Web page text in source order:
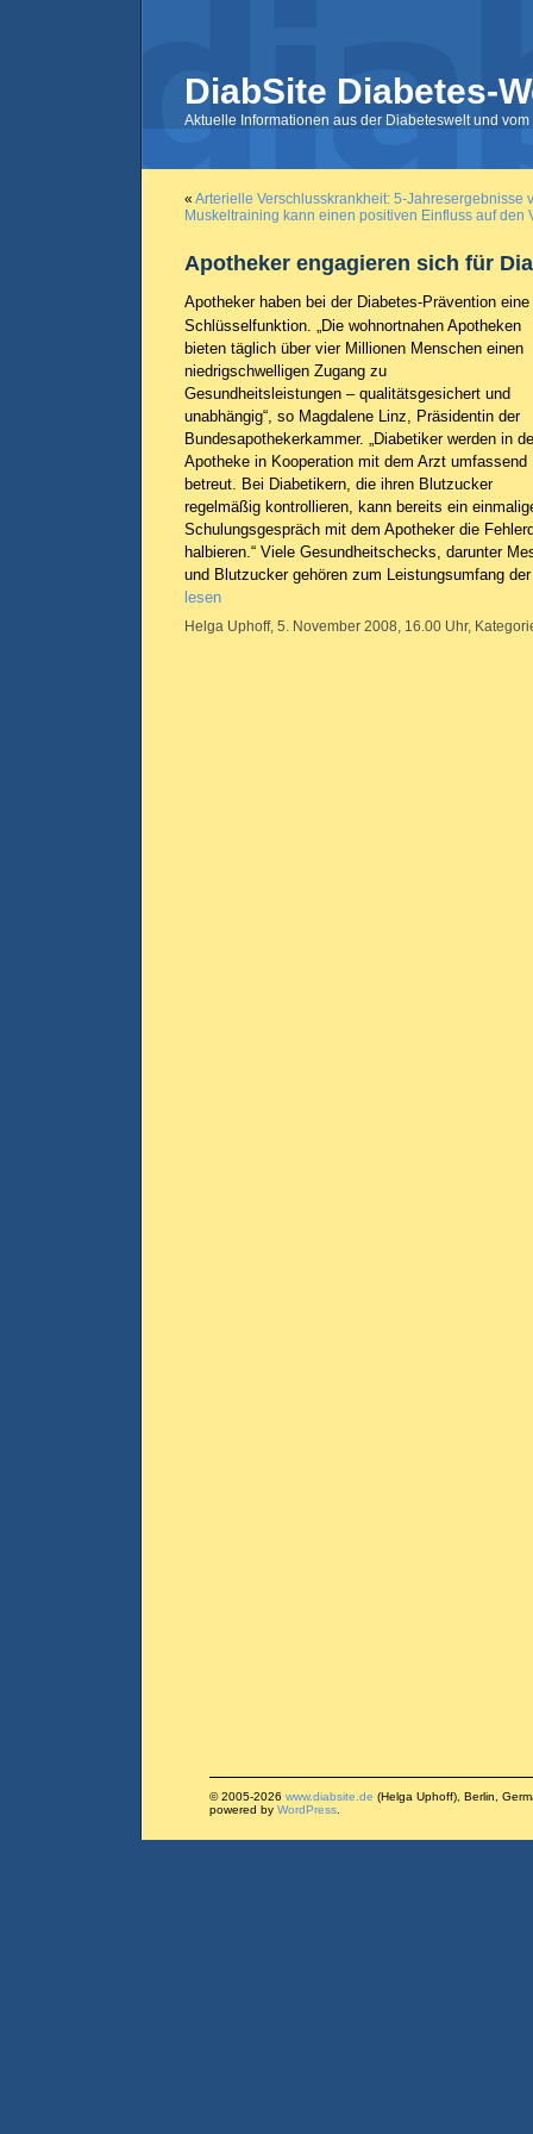
DiabSite Diabetes-
Aktuelle Informationen aus der Diabeteswelt und
« Arterielle Verschlusskrankheit: 5-Jahresergebnisse
Muskeltraining kann einen positiven Einfluss auf den
Apotheker engagieren sich für
Apotheker haben bei der Diabetes-Prävention eine
Schlüsselfunktion. „Die wohnortnahen Apotheken
bieten täglich über vier Millionen Menschen einen
niedrigschwelligen Zugang zu
Gesundheitsleistungen – qualitätsgesichert und
unabhängig“, so Magdalene Linz, Präsidentin der
Bundesapothekerkammer. „Diabetiker werden in
Apotheke in Kooperation mit dem Arzt umfassend
betreut. Bei Diabetikern, die ihren Blutzucker
regelmäßig kontrollieren, kann bereits ein
Schulungsgespräch mit dem Apotheker die
halbieren.“ Viele Gesundheitschecks, darunter
und Blutzucker gehören zum Leistungsumfang
lesen
Helga Uphoff, 5. November 2008, 16.00 Uhr,
© 2005-2026 www.diabsite.de (Helga Uphoff), Berlin,
powered by WordPress.